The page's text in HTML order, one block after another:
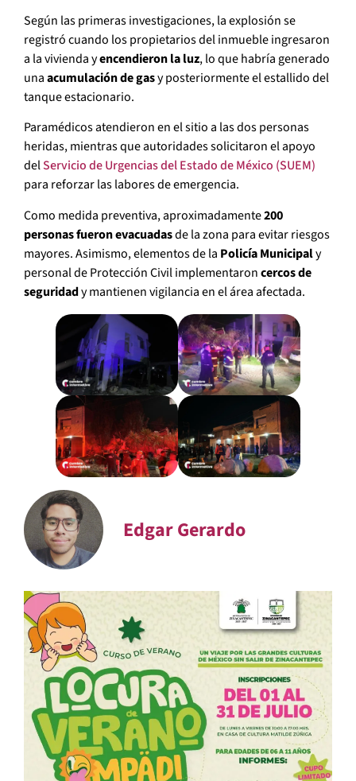
Según las primeras investigaciones, la explosión se
registró cuando los propietarios del inmueble ingresaron
a la vivienda yencendieron la luz, lo que habría generado
unaacumulación de gasy posteriormente el estallido del
tanque estacionario.
Paramédicos atendieron en el sitio a las dos personas
heridas, mientras que autoridades solicitaron el apoyo
delServicio de Urgencias del Estado de México (SUEM)
para reforzar las labores de emergencia.
Como medida preventiva, aproximadamente200
personas fueron evacuadasde la zona para evitar riesgos
mayores. Asimismo, elementos de la Policía Municipaly
personal de Protección Civil implementaroncercos de
seguridady mantienen vigilancia en el área afectada.
Edgar Gerardo